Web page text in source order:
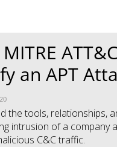
an APT
the tools, relationships,
intrusion of a company
C&C traffic.